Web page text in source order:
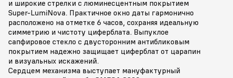
и широкие стрелки с люминесцентным покрытием
Super-LumiNova. Практичное окно даты гармонично
расположено на отметке 6 часов, сохраняя идеальную
симметрию и чистоту циферблата. Выпуклое
сапфировое стекло с двусторонним антибликовым
покрытием надежно защищает циферблат от царапин
и визуальных искажений.
Сердцем механизма выступает мануфактурный